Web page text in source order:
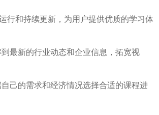
行和持续更新，为用户提供优质的学习体
最新的行业动态和企业信息，拓宽视
己的需求和经济情况选择合适的课程进